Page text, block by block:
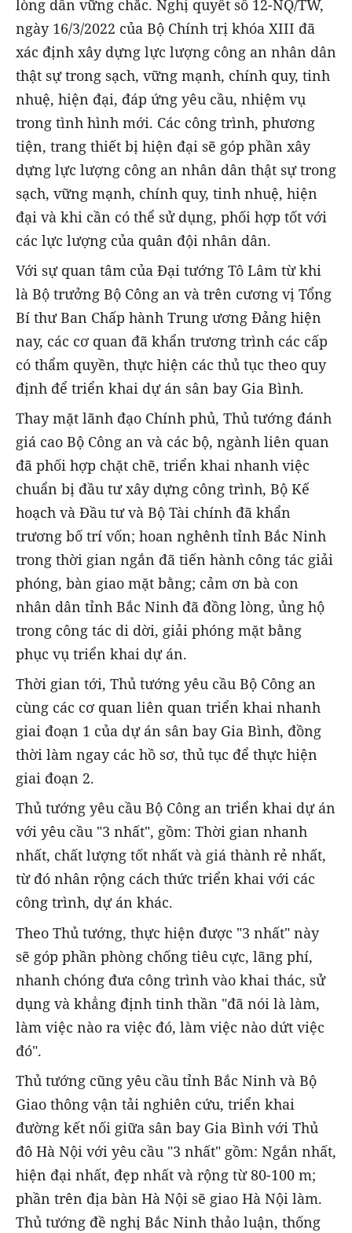
lòng dân vững chắc. Nghị quyết số 12-NQ/TW,
ngày 16/3/2022 của Bộ Chính trị khóa XIII đã
xác định xây dựng lực lượng công an nhân dân
thật sự trong sạch, vững mạnh, chính quy, tinh
nhuệ, hiện đại, đáp ứng yêu cầu, nhiệm vụ
trong tình hình mới. Các công trình, phương
tiện, trang thiết bị hiện đại sẽ góp phần xây
dựng lực lượng công an nhân dân thật sự trong
sạch, vững mạnh, chính quy, tinh nhuệ, hiện
đại và khi cần có thể sử dụng, phối hợp tốt với
các lực lượng của quân đội nhân dân.
Với sự quan tâm của Đại tướng Tô Lâm từ khi
là Bộ trưởng Bộ Công an và trên cương vị Tổng
Bí thư Ban Chấp hành Trung ương Đảng hiện
nay, các cơ quan đã khẩn trương trình các cấp
có thẩm quyền, thực hiện các thủ tục theo quy
định để triển khai dự án sân bay Gia Bình.
Thay mặt lãnh đạo Chính phủ, Thủ tướng đánh
giá cao Bộ Công an và các bộ, ngành liên quan
đã phối hợp chặt chẽ, triển khai nhanh việc
chuẩn bị đầu tư xây dựng công trình, Bộ Kế
hoạch và Đầu tư và Bộ Tài chính đã khẩn
trương bố trí vốn; hoan nghênh tỉnh Bắc Ninh
trong thời gian ngắn đã tiến hành công tác giải
phóng, bàn giao mặt bằng; cảm ơn bà con
nhân dân tỉnh Bắc Ninh đã đồng lòng, ủng hộ
trong công tác di dời, giải phóng mặt bằng
phục vụ triển khai dự án.
Thời gian tới, Thủ tướng yêu cầu Bộ Công an
cùng các cơ quan liên quan triển khai nhanh
giai đoạn 1 của dự án sân bay Gia Bình, đồng
thời làm ngay các hồ sơ, thủ tục để thực hiện
giai đoạn 2.
Thủ tướng yêu cầu Bộ Công an triển khai dự án
với yêu cầu "3 nhất", gồm: Thời gian nhanh
nhất, chất lượng tốt nhất và giá thành rẻ nhất,
từ đó nhân rộng cách thức triển khai với các
công trình, dự án khác.
Theo Thủ tướng, thực hiện được "3 nhất" này
sẽ góp phần phòng chống tiêu cực, lãng phí,
nhanh chóng đưa công trình vào khai thác, sử
dụng và khẳng định tinh thần "đã nói là làm,
làm việc nào ra việc đó, làm việc nào dứt việc
đó".
Thủ tướng cũng yêu cầu tỉnh Bắc Ninh và Bộ
Giao thông vận tải nghiên cứu, triển khai
đường kết nối giữa sân bay Gia Bình với Thủ
đô Hà Nội với yêu cầu "3 nhất" gồm: Ngắn nhất,
hiện đại nhất, đẹp nhất và rộng từ 80-100 m;
phần trên địa bàn Hà Nội sẽ giao Hà Nội làm.
Thủ tướng đề nghị Bắc Ninh thảo luận, thống